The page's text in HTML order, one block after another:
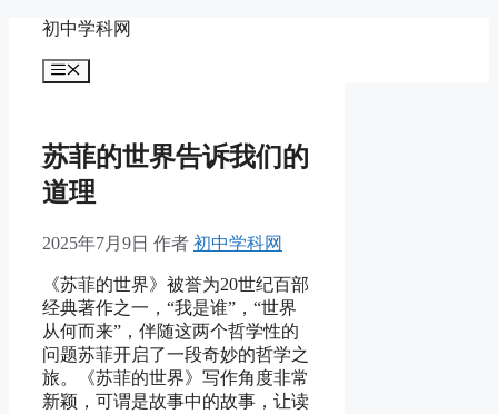
初中学科网
菜
苏菲的世界告诉我们的
道理
2025年7月9日 作者 初中学科网
《苏菲的世界》被誉为20世纪百部
经典著作之一，“我是谁”，“世界
从何而来”，伴随这两个哲学性的
问题苏菲开启了一段奇妙的哲学之
旅。《苏菲的世界》写作角度非常
新颖，可谓是故事中的故事，让读